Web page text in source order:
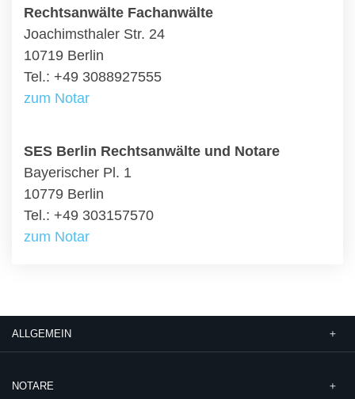
Rechtsanwälte Fachanwälte
Joachimsthaler Str. 24
10719 Berlin
Tel.: +49 3088927555
zum Notar
SES Berlin Rechtsanwälte und Notare
Bayerischer Pl. 1
10779 Berlin
Tel.: +49 303157570
zum Notar
ALLGEMEIN
NOTARE